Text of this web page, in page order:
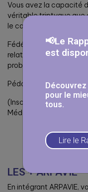
Vous avez la capacité
véritable triptyque que
le cadre de santé et le
Fédérateur, vous êtes
relationnelles, votre
problématiques
Pédagogue, vous
(Inscription obligatoire
Médecins).
LES + ARPAVIE
En intégrant ARPAVIE,
📢Le
est
pour le
tous.
Lire le